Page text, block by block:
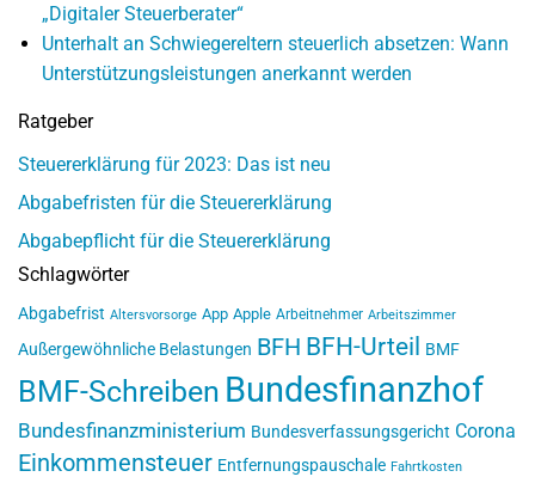
„Digitaler Steuerberater“
Unterhalt an Schwiegereltern steuerlich absetzen: Wann
Unterstützungsleistungen anerkannt werden
Ratgeber
Steuererklärung für 2023: Das ist neu
Abgabefristen für die Steuererklärung
Abgabepflicht für die Steuererklärung
Schlagwörter
Abgabefrist Altersvorsorge App Apple Arbeitnehmer Arbeitszimmer
Außergewöhnliche Belastungen BFH BFH-Urteil BMF
BMF-Schreiben Bundesfinanzhof
Bundesfinanzministerium Bundesverfassungsgericht Corona
Einkommensteuer Entfernungspauschale Fahrtkosten